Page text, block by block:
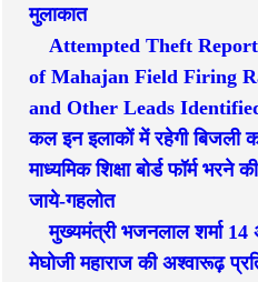
मुलाकात
Attempted Theft
of Mahajan Field Firing
and Other Leads
कल इन इलाकों में रहेगी बिजली
माध्यमिक शिक्षा बोर्ड फॉर्म भरने
जाये-गहलोत
मुख्यमंत्री भजनलाल शर्मा
मेघोजी महाराज की अश्वारूढ़